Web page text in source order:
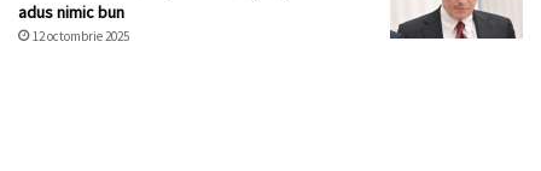
adus nimic bun
12 octombrie 2025